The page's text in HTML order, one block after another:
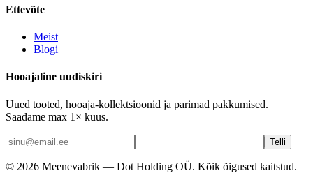
Ettevõte
Meist
Blogi
Hooajaline uudiskiri
Uued tooted, hooaja-kollektsioonid ja parimad pakkumised.
Saadame max 1× kuus.
Telli
© 2026 Meenevabrik — Dot Holding OÜ. Kõik õigused kaitstud.